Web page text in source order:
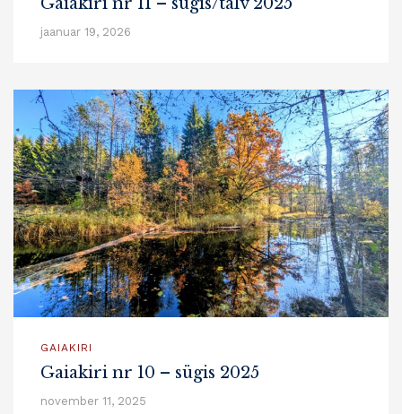
jaanuar 19, 2026
GAIAKIRI
Gaiakiri nr 10 – sügis 2025
november 11, 2025